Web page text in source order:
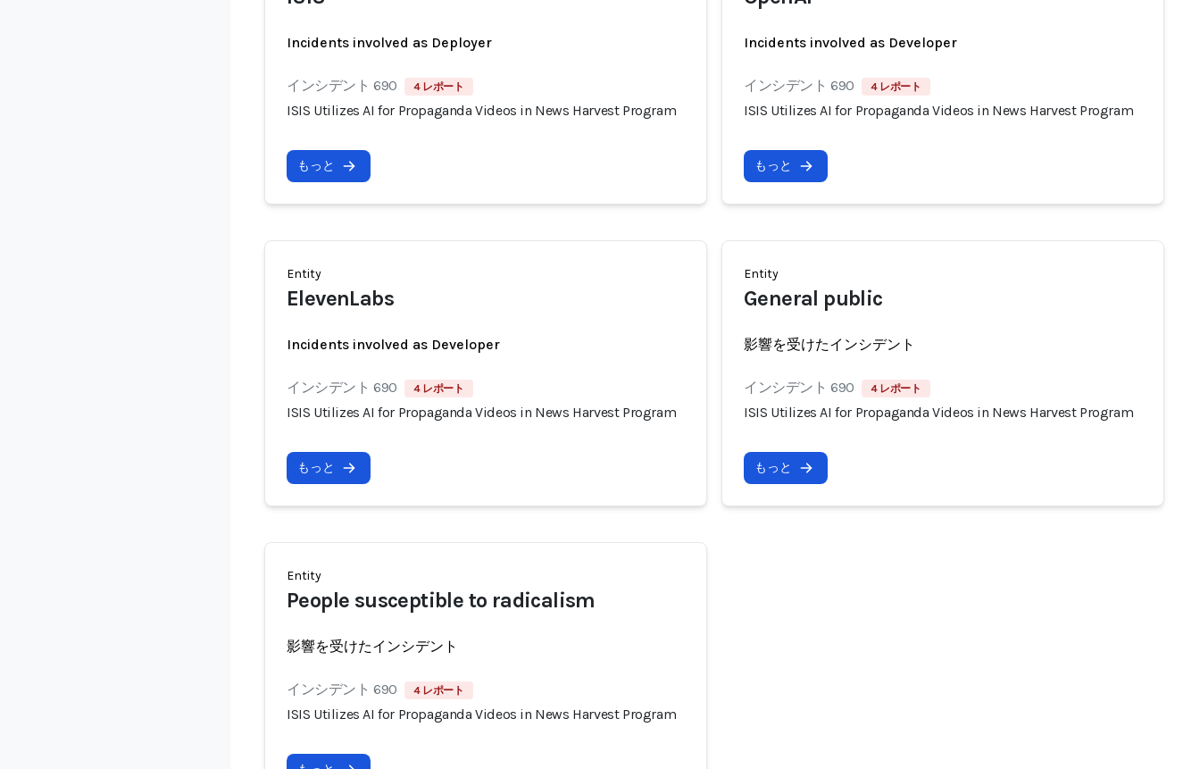
Incidents involved as Deployer
インシデント 690 4 レポート
ISIS Utilizes AI for Propaganda Videos in News Harvest Program
もっと
Incidents involved as Developer
インシデント 690 4 レポート
ISIS Utilizes AI for Propaganda Videos in News Harvest Program
もっと
Entity
ElevenLabs
Incidents involved as Developer
インシデント 690 4 レポート
ISIS Utilizes AI for Propaganda Videos in News Harvest Program
もっと
Entity
General public
影響を受けたインシデント
インシデント 690 4 レポート
ISIS Utilizes AI for Propaganda Videos in News Harvest Program
もっと
Entity
People susceptible to radicalism
影響を受けたインシデント
インシデント 690 4 レポート
ISIS Utilizes AI for Propaganda Videos in News Harvest Program